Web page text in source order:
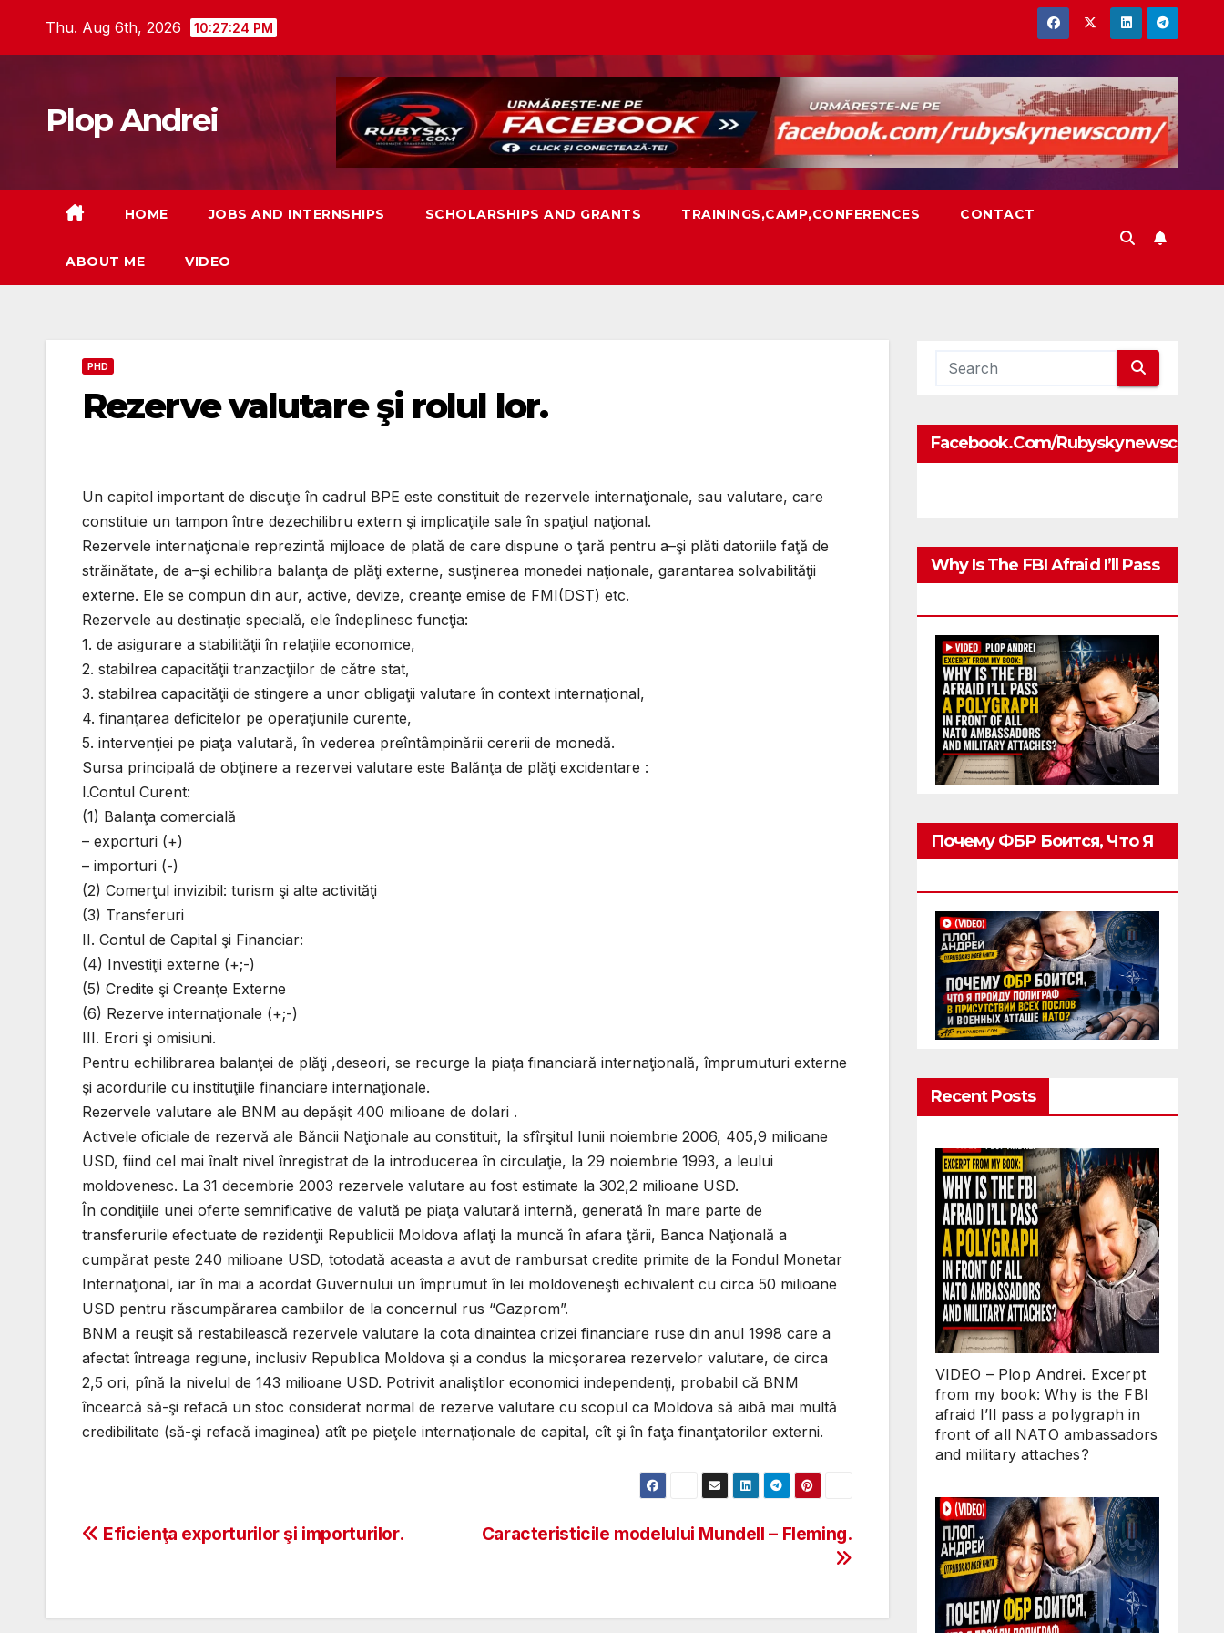
Thu. Aug 6th, 2026 10:27:26 PM
Plop Andrei
HOME JOBS AND INTERNSHIPS SCHOLARSHIPS AND GRANTS TRAININGS,CAMP,CONFERENCES CONTACT
ABOUT ME VIDEO
PHD
Rezerve valutare şi rolul lor.
Un capitol important de discuţie în cadrul BPE este constituit de rezervele internaţionale, sau valutare, care
constituie un tampon între dezechilibru extern şi implicaţiile sale în spaţiul naţional.
Rezervele internaţionale reprezintă mijloace de plată de care dispune o ţară pentru a–şi plăti datoriile faţă de
străinătate, de a–şi echilibra balanţa de plăţi externe, susţinerea monedei naţionale, garantarea solvabilităţii
externe. Ele se compun din aur, active, devize, creanţe emise de FMI(DST) etc.
Rezervele au destinaţie specială, ele îndeplinesc funcţia:
1. de asigurare a stabilităţii în relaţiile economice,
2. stabilrea capacităţii tranzacţiilor de către stat,
3. stabilrea capacităţii de stingere a unor obligaţii valutare în context internaţional,
4. finanţarea deficitelor pe operaţiunile curente,
5. intervenţiei pe piaţa valutară, în vederea preîntâmpinării cererii de monedă.
Sursa principală de obţinere a rezervei valutare este Balănţa de plăţi excidentare :
I.Contul Curent:
(1) Balanţa comercială
– exporturi (+)
– importuri (-)
(2) Comerţul invizibil: turism şi alte activităţi
(3) Transferuri
II. Contul de Capital şi Financiar:
(4) Investiţii externe (+;-)
(5) Credite şi Creanţe Externe
(6) Rezerve internaţionale (+;-)
III. Erori şi omisiuni.
Pentru echilibrarea balanţei de plăţi ,deseori, se recurge la piaţa financiară internaţională, împrumuturi externe
şi acordurile cu instituţiile financiare internaţionale.
Rezervele valutare ale BNM au depăşit 400 milioane de dolari .
Activele oficiale de rezervă ale Băncii Naţionale au constituit, la sfîrşitul lunii noiembrie 2006, 405,9 milioane
USD, fiind cel mai înalt nivel înregistrat de la introducerea în circulaţie, la 29 noiembrie 1993, a leului
moldovenesc. La 31 decembrie 2003 rezervele valutare au fost estimate la 302,2 milioane USD.
În condiţiile unei oferte semnificative de valută pe piaţa valutară internă, generată în mare parte de
transferurile efectuate de rezidenţii Republicii Moldova aflaţi la muncă în afara ţării, Banca Naţională a
cumpărat peste 240 milioane USD, totodată aceasta a avut de rambursat credite primite de la Fondul Monetar
Internaţional, iar în mai a acordat Guvernului un împrumut în lei moldoveneşti echivalent cu circa 50 milioane
USD pentru răscumpărarea cambiilor de la concernul rus “Gazprom”.
BNM a reuşit să restabilească rezervele valutare la cota dinaintea crizei financiare ruse din anul 1998 care a
afectat întreaga regiune, inclusiv Republica Moldova şi a condus la micşorarea rezervelor valutare, de circa
2,5 ori, pînă la nivelul de 143 milioane USD. Potrivit analiştilor economici independenţi, probabil că BNM
încearcă să-şi refacă un stoc considerat normal de rezerve valutare cu scopul ca Moldova să aibă mai multă
credibilitate (să-şi refacă imaginea) atît pe pieţele internaţionale de capital, cît şi în faţa finanţatorilor externi.
Post
Caracteristicile modelului Mundell – Fleming.
Eficienţa exporturilor şi importurilor.
Facebook.com/rubyskynewscom
Why Is The FBI Afraid I’ll Pass
Почему ФБР Боится, Что Я
Recent Posts
VIDEO – Plop Andrei. Excerpt
from my book: Why is the FBI
afraid I’ll pass a polygraph in
front of all NATO ambassadors
and military attaches?